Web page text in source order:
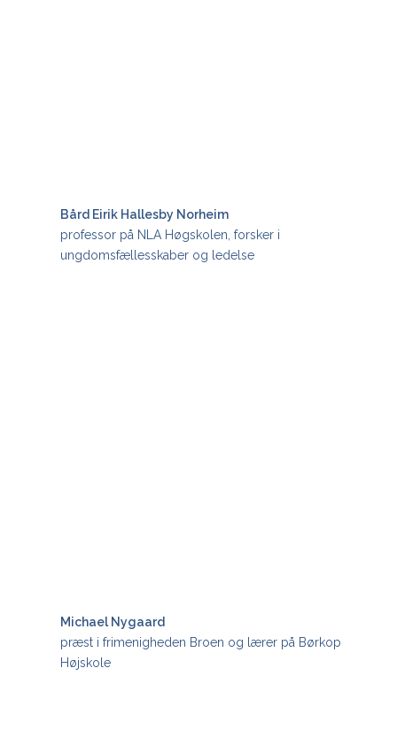
Bård Eirik Hallesby Norheim
professor på NLA Høgskolen, forsker i
ungdomsfællesskaber og ledelse
Michael Nygaard
præst i frimenigheden Broen og lærer på Børkop
Højskole